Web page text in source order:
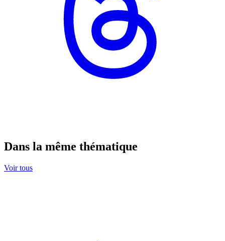
Dans la même thématique
Voir tous